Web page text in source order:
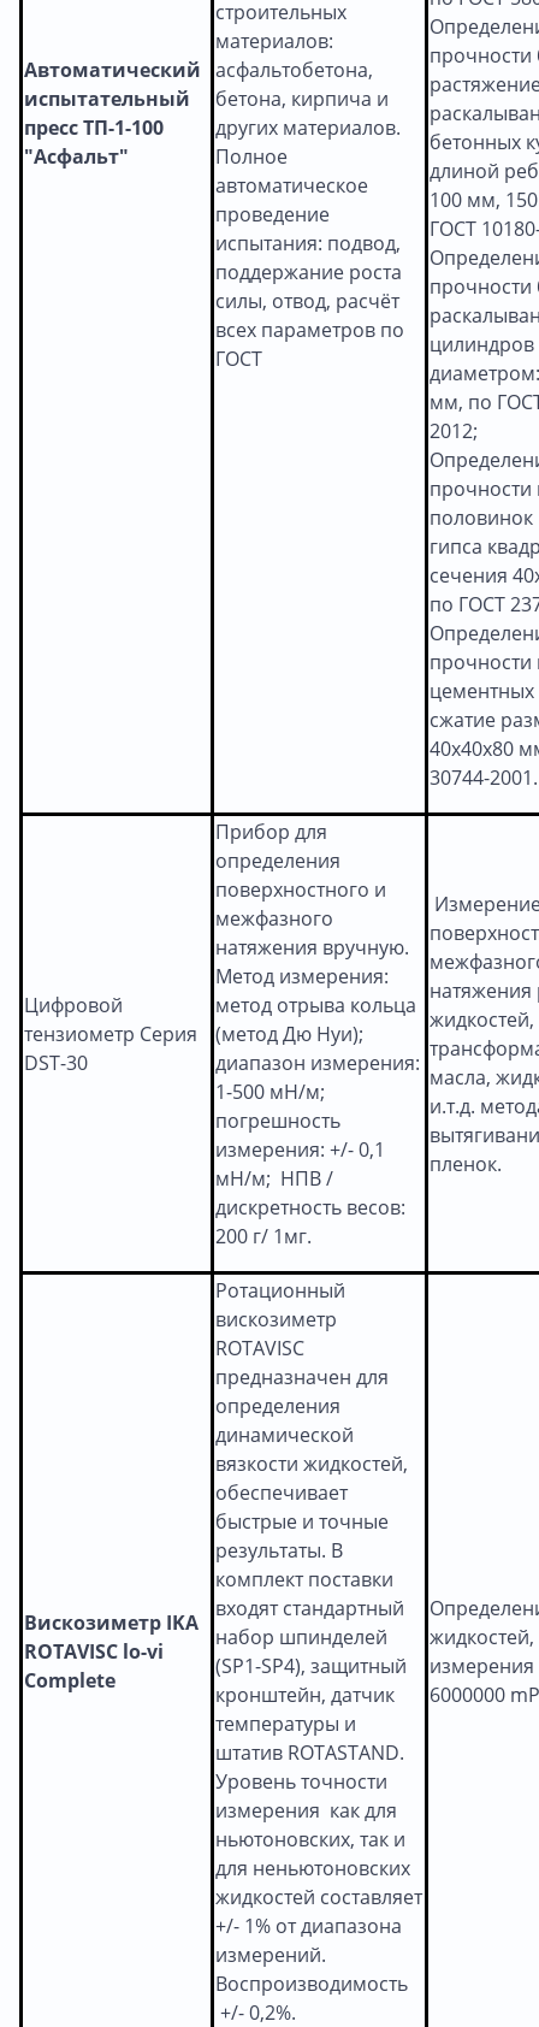
Автоматический
испытательный
пресс ТП-1-100
"Асфальт"
строительных
материалов:
асфальтобетона,
бетона, кирпича и
других материалов.
Полное
автоматическое
проведение
испытания: подвод,
поддержание роста
силы, отвод, расчёт
всех параметров по
ГОСТ
прочности
бетонных
длиной
100 мм,
ГОСТ
прочности
цилиндров
мм, по
2012;
прочности
гипса
сечения
по ГОСТ
цементных
сжатие
40x40x80
30744-2001.
Цифровой
тензиометр Серия
DST-30
Прибор для
определения
поверхностного и
межфазного
натяжения вручную.
Метод измерения:
метод отрыва кольца
(метод Дю Нуи);
диапазон измерения:
1-500 мН/м;
погрешность
измерения: +/- 0,1
мН/м; НПВ /
дискретность весов:
200 г/ 1мг.
жидкостей,
масла,
и.т.д.
пленок.
Вискозиметр IKA
ROTAVISC lo-vi
Complete
Ротационный
вискозиметр
ROTAVISC
предназначен для
определения
динамической
вязкости жидкостей,
обеспечивает
быстрые и точные
результаты. В
комплект поставки
входят стандартный
набор шпинделей
(SP1-SP4), защитный
кронштейн, датчик
температуры и
штатив ROTASTAND.
Уровень точности
измерения как для
ньютоновских, так и
для неньютоновских
жидкостей составляет
+/- 1% от диапазона
измерений.
Воспроизводимость
+/- 0,2%.
измерения
6000000